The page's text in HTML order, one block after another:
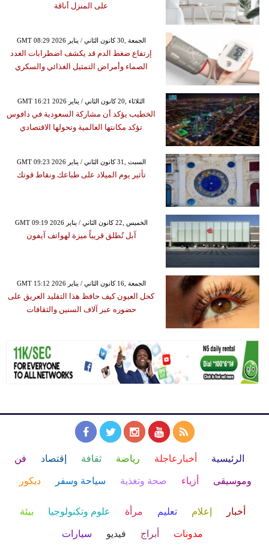
على المنزل أناقة
GMT 08:29 2026 الجمعة ,30 كانون الثاني / يناير
إرتفاع ضغط الدم قد يكشف اضطرابات الغدد
الصماء وأمراض التمثيل الغذائي والسكري
GMT 16:21 2026 الثلاثاء ,20 كانون الثاني / يناير
الخطيب يؤكد أن مشاركة السعودية في دافوس
تؤكد مكانتها العالمية وتحولها الاقتصادي
GMT 09:23 2026 السبت ,31 كانون الثاني / يناير
تأثير يوم الميلاد على طباعك ونقاط قوتك
GMT 09:19 2026 الخميس ,22 كانون الثاني / يناير
آبل تُطلق قريباً ميزة لهواتف آيفون
GMT 15:12 2026 الجمعة ,16 كانون الثاني / يناير
كحل العيون كيف حافظ هذا التقليد العريق على
حضوره عبر آلاف السنين والثقافات
الرئيسية أخبارعاجلة رياضة ثقافة إقتصاد فن
وموسيقى أزياء صحة وتغذية سياحة وسفر ديكور
أخبار إعلام تعليم مرأة علوم وتكنولوجيا بيئة
مدونات أبراج فيديو سيارات